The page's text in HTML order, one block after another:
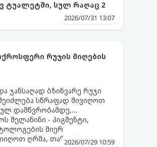
ტუალეტში, სულ რაღაც 2
2026/07/31 13:07
რუჯის მიღების
ჯანსაღად ბზინვარე რუჯი
სწრაფად მივიღოთ
დამწვრობამდე,
მელანინი - პიგმენტი,
მიერ
ღრმა, თანაბარი და
2026/07/29 10:59